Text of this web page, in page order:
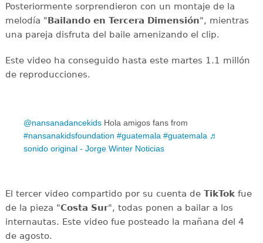
Posteriormente sorprendieron con un montaje de la
melodía "Bailando en Tercera Dimensión", mientras
una pareja disfruta del baile amenizando el clip.
Este video ha conseguido hasta este martes 1.1 millón
de reproducciones.
@nansanadancekids Hola amigos fans from
#nansanakidsfoundation #guatemala #guatemala ♬
sonido original - Jorge Winter Noticias
El tercer video compartido por su cuenta de TikTokfue
de la pieza "Costa Sur", todas ponen a bailar a los
internautas. Este video fue posteado la mañana del 4
de agosto.